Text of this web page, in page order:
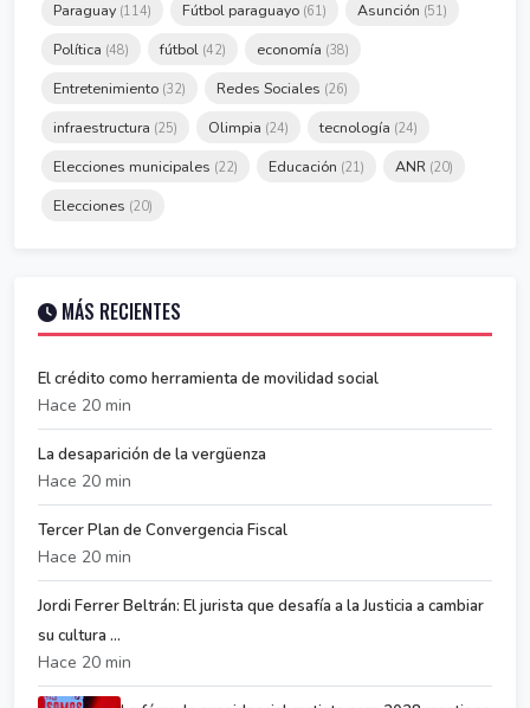
Paraguay (114) Fútbol paraguayo (61) Asunción (51)
Política (48) fútbol (42) economía (38)
Entretenimiento (32) Redes Sociales (26)
infraestructura (25) Olimpia (24) tecnología (24)
Elecciones municipales (22) Educación (21) ANR (20)
Elecciones (20)
MÁS RECIENTES
El crédito como herramienta de movilidad social
Hace 20 min
La desaparición de la vergüenza
Hace 20 min
Tercer Plan de Convergencia Fiscal
Hace 20 min
Jordi Ferrer Beltrán: El jurista que desafía a la Justicia a cambiar
su cultura ...
Hace 20 min